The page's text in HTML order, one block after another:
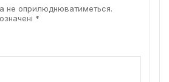
не оприлюднюватиметься.
*